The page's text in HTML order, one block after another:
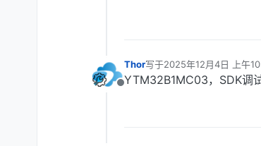
离线
Thor写于2025年12月4日 上午
最后由 编辑
YTM32B1MC03，SDK调